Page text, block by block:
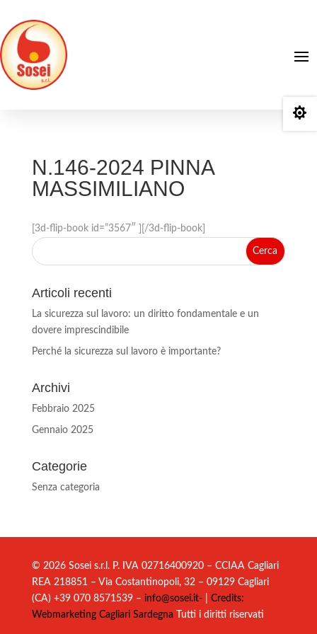
N.146-2024 PINNA
MASSIMILIANO
[3d-flip-book id=”3567″ ][/3d-flip-book]
Articoli recenti
La sicurezza sul lavoro: un diritto fondamentale e un
dovere imprescindibile
Perché la sicurezza sul lavoro è importante?
Archivi
Febbraio 2025
Gennaio 2025
Categorie
Senza categoria
© 2026 Sosei s.r.l. P. IVA 02716400920 – CCIAA Cagliari
REA 218851 – Via Costantinopoli, 32 – 09129 Cagliari
(CA) +39 070 8571539 – info@sosei.it-|
Credits:
Webmarketing Cagliari Sardegna Tutti i diritti riservati
